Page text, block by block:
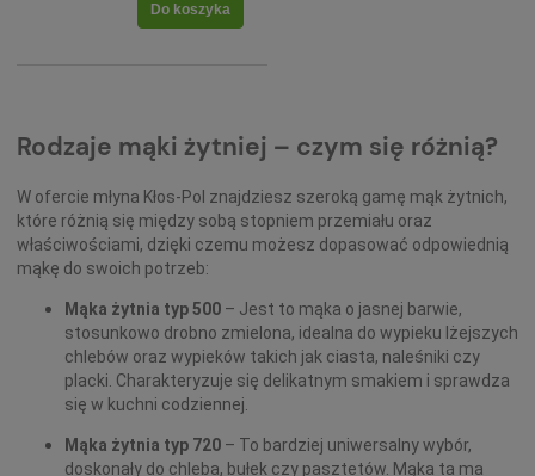
Do koszyka
Rodzaje mąki żytniej – czym się różnią?
W ofercie młyna Kłos-Pol znajdziesz szeroką gamę mąk żytnich,
które różnią się między sobą stopniem przemiału oraz
właściwościami, dzięki czemu możesz dopasować odpowiednią
mąkę do swoich potrzeb:
Mąka żytnia typ 500 – Jest to mąka o jasnej barwie,
stosunkowo drobno zmielona, idealna do wypieku lżejszych
chlebów oraz wypieków takich jak ciasta, naleśniki czy
placki. Charakteryzuje się delikatnym smakiem i sprawdza
się w kuchni codziennej.
Mąka żytnia typ 720 – To bardziej uniwersalny wybór,
doskonały do chleba, bułek czy pasztetów. Mąka ta ma